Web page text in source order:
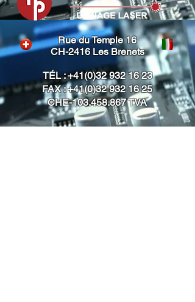
Rue du Temple 16
CH-2416 Les Brenets
TÉL :+41(0)32 932 16 23
FAX :+41(0)32 932 16 25
CHE-103.458.867 TVA